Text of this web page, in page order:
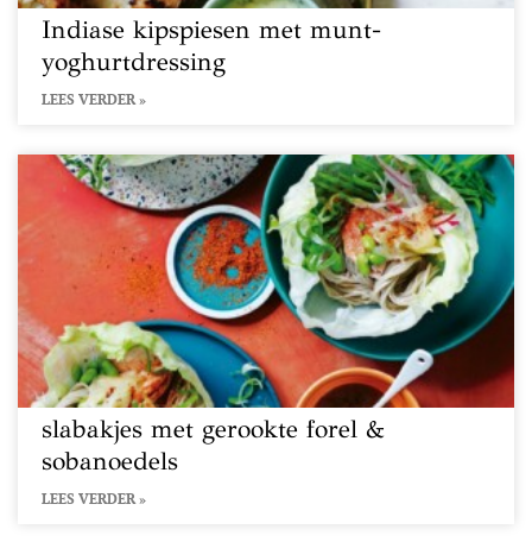
Indiase kipspiesen met munt-
yoghurtdressing
LEES VERDER »
slabakjes met gerookte forel &
sobanoedels
LEES VERDER »